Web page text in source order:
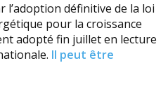
l’adoption définitive de la loi
pour la croissance
adopté fin juillet en lecture
Il peut être